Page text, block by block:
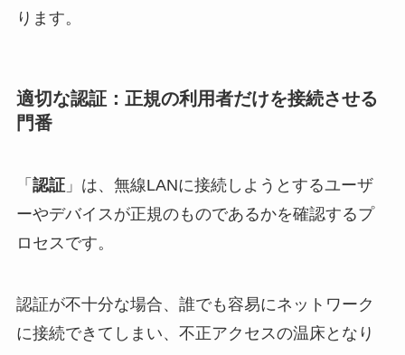
ります。
適切な認証：正規の利用者だけを接続させる
門番
「 認証」は、無線LANに接続しようとするユーザ
ーやデバイスが正規のものであるかを確認するプ
ロセスです。
認証が不十分な場合、誰でも容易にネットワーク
に接続できてしまい、不正アクセスの温床となり